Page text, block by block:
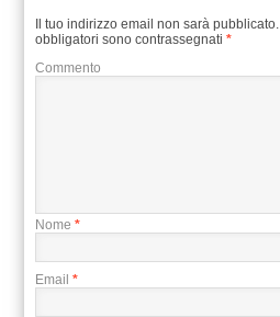
Il tuo indirizzo email non sarà pubblicato.
obbligatori sono contrassegnati*
Commento
Nome *
Email *